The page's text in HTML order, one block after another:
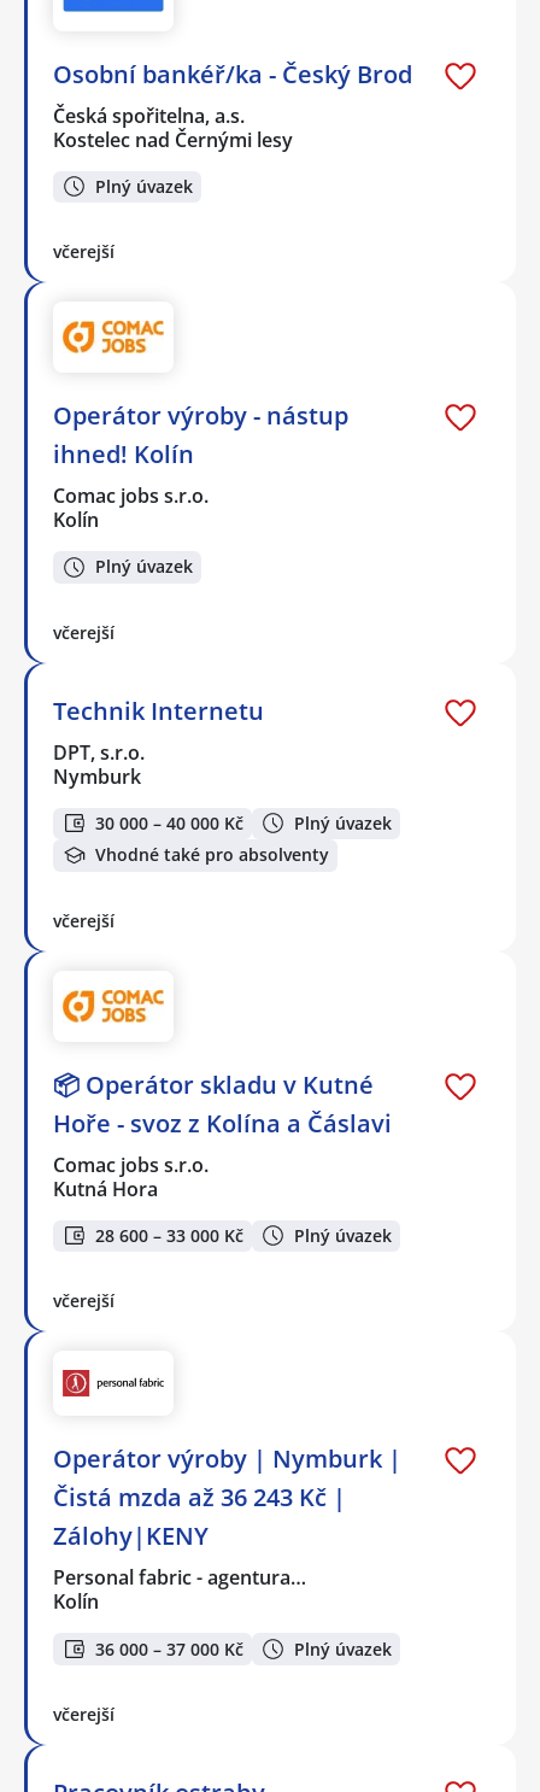
Osobní bankéř/ka - Český Brod
Česká spořitelna, a.s.
Kostelec nad Černými lesy
Plný úvazek
včerejší
Operátor výroby - nástup
ihned! Kolín
Comac jobs s.r.o.
Kolín
Plný úvazek
včerejší
Technik Internetu
DPT, s.r.o.
Nymburk
30 000 – 40 000 Kč
Plný úvazek
Vhodné také pro absolventy
včerejší
📦 Operátor skladu v Kutné
Hoře - svoz z Kolína a Čáslavi
Comac jobs s.r.o.
Kutná Hora
28 600 – 33 000 Kč Plný úvazek
včerejší
Operátor výroby | Nymburk |
Čistá mzda až 36 243 Kč |
Zálohy|KENY
Personal fabric - agentura…
Kolín
36 000 – 37 000 Kč Plný úvazek
včerejší